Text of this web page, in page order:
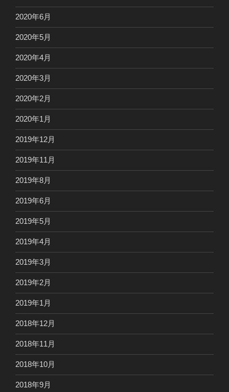
2020年6月
2020年5月
2020年4月
2020年3月
2020年2月
2020年1月
2019年12月
2019年11月
2019年8月
2019年6月
2019年5月
2019年4月
2019年3月
2019年2月
2019年1月
2018年12月
2018年11月
2018年10月
2018年9月